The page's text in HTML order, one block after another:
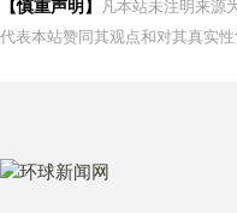
【慎重声明】
凡本站未注明来源
代表本站赞同其观点和对其真实